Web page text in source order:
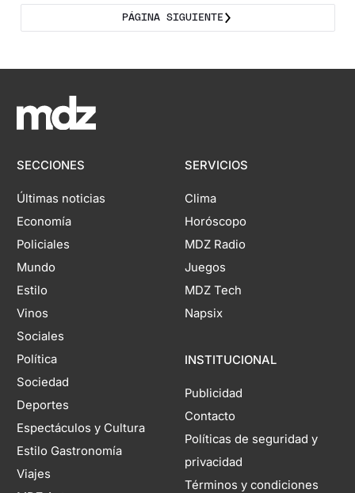
PÁGINA SIGUIENTE
SECCIONES
Últimas noticias
Economía
Policiales
Mundo
Estilo
Vinos
Sociales
Política
Sociedad
Deportes
Espectáculos y Cultura
Estilo Gastronomía
Viajes
SERVICIOS
Clima
Horóscopo
MDZ Radio
Juegos
MDZ Tech
Napsix
INSTITUCIONAL
Publicidad
Contacto
Políticas de seguridad y
privacidad
Términos y condiciones